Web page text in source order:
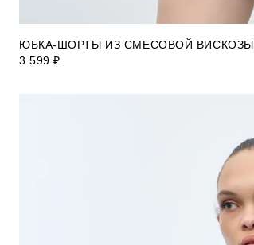
ЮБКА-ШОРТЫ ИЗ СМЕСОВОЙ ВИСКОЗЫ
3 599 ₽